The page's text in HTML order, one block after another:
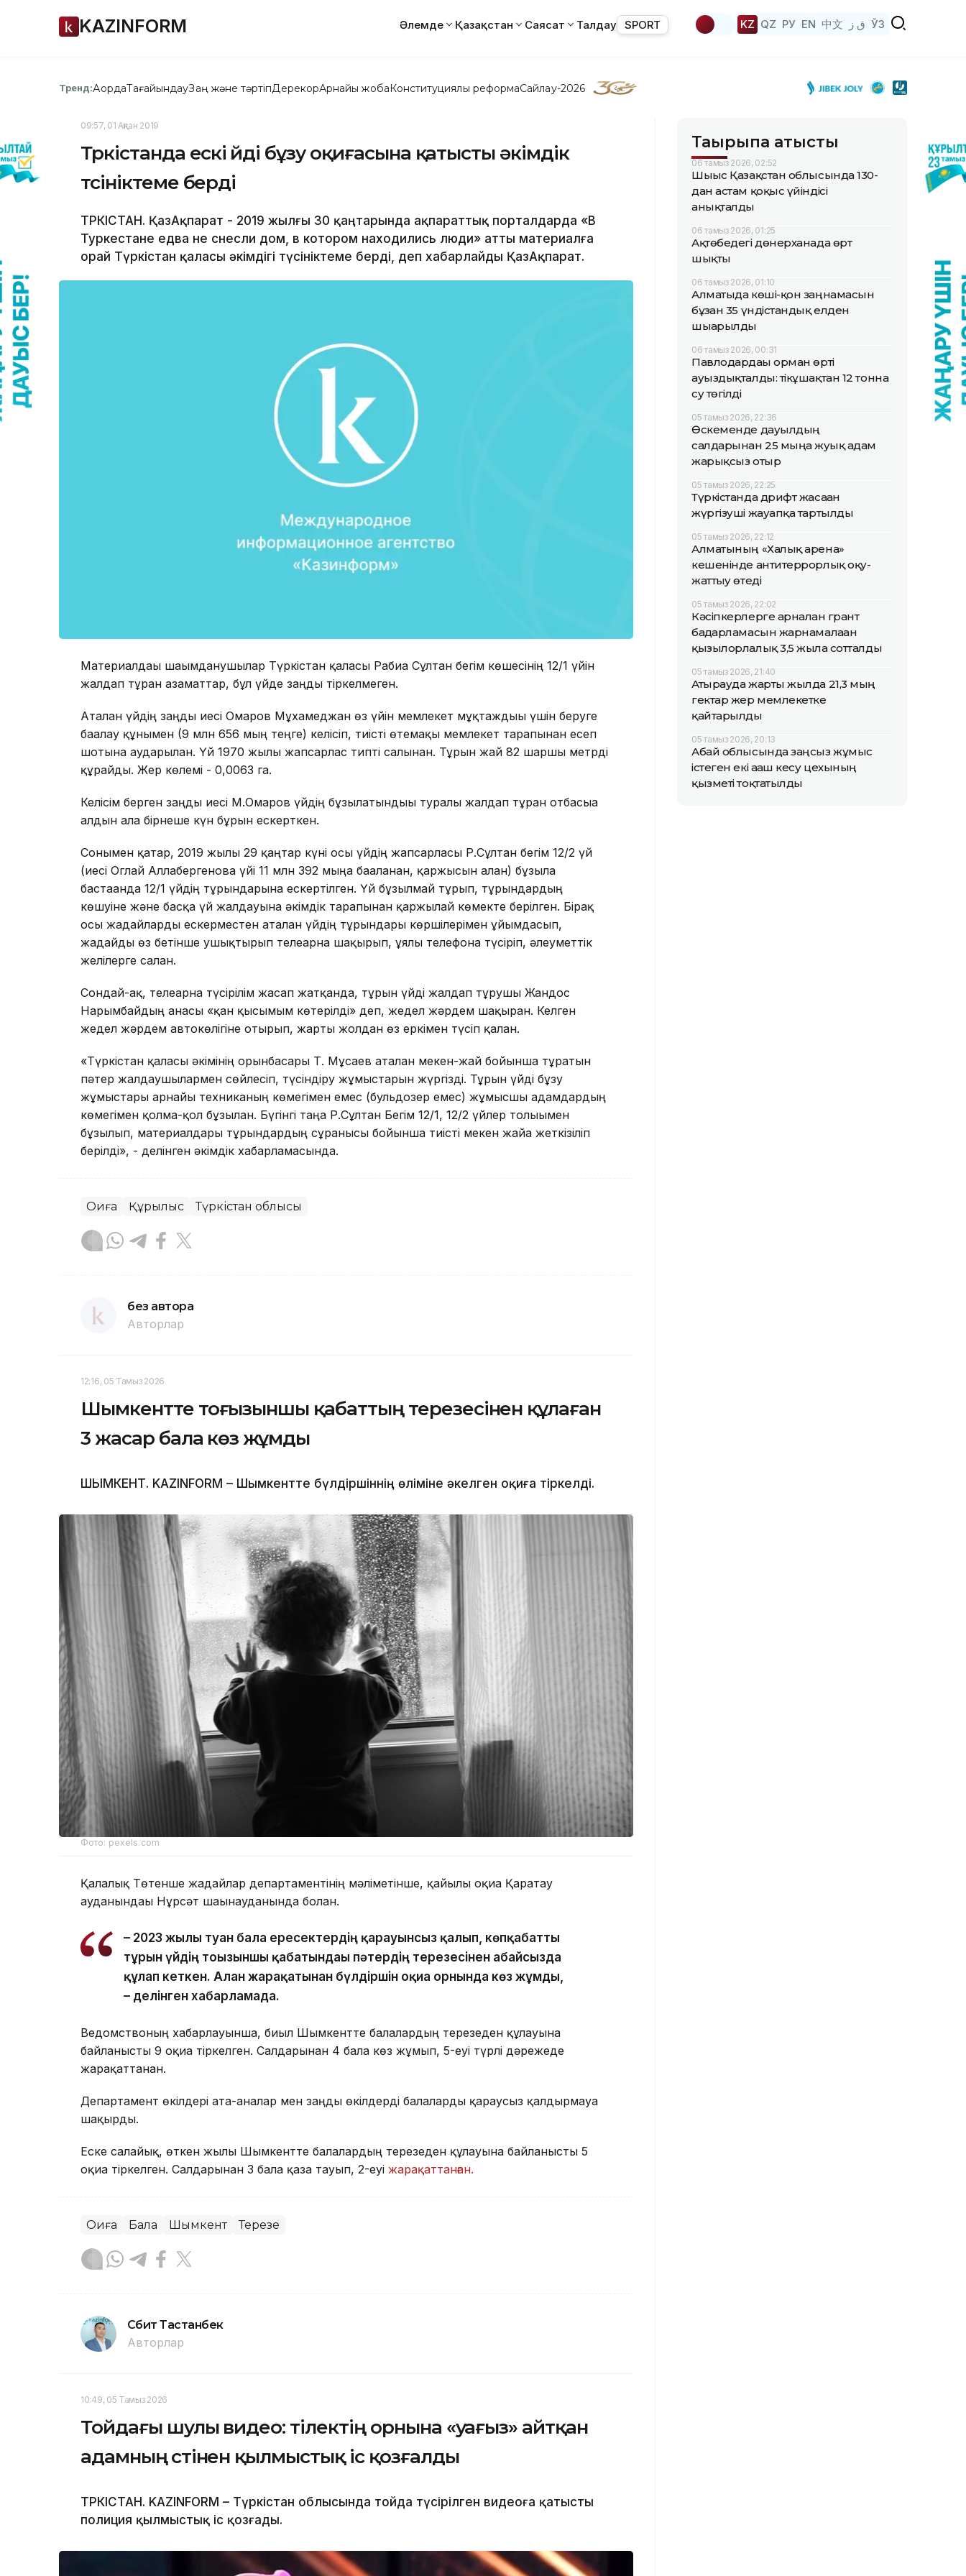
KAZINFORM Әлемде Қазақстан Саясат Талдау SPORT KZ QZ РУ EN 中文 ق ز ЎЗ
Тренд:АқордаТағайындауЗаң және тәртіпДерекқорАрнайы жобаКонституциялық реформаСайлау-2026
09:57, 01 Ақпан 2019
Түркістанда ескі үйді бұзу оқиғасына қатысты әкімдік
түсініктеме берді
ТҮРКІСТАН. ҚазАқпарат - 2019 жылғы 30 қаңтарында ақпараттық порталдарда «В
Туркестане едва не снесли дом, в котором находились люди» атты материалға
орай Түркістан қаласы әкімдігі түсініктеме берді, деп хабарлайды ҚазАқпарат.
Материалдағы шағымданушылар Түркістан қаласы Рабиға Сұлтан бегім көшесінің 12/1 үйін
жалдап тұрған азаматтар, бұл үйде заңды тіркелмеген.
Аталған үйдің заңды иесі Омаров Мұхамеджан өз үйін мемлекет мұқтаждығы үшін беруге
бағалау құнымен (9 млн 656 мың теңге) келісіп, тиісті өтемақы мемлекет тарапынан есеп
шотына аударылған. Үй 1970 жылғы жапсарлас типті салынған. Тұрғын жай 82 шаршы метрді
құрайды. Жер көлемі - 0,0063 га.
Келісім берген заңды иесі М.Омаров үйдің бұзылатындығы туралы жалдап тұрған отбасыға
алдын ала бірнеше күн бұрын ескерткен.
Сонымен қатар, 2019 жылғы 29 қаңтар күні осы үйдің жапсарласы Р.Сұлтан бегім 12/2 үй
(иесі Оглай Аллабергенова үйі 11 млн 392 мыңға бағаланған, қаржысын алған) бұзыла
бастағанда 12/1 үйдің тұрғындарына ескертілген. Үй бұзылмай тұрып, тұрғындардың
көшуіне және басқа үй жалдауына әкімдік тарапынан қаржылай көмекте берілген. Бірақ
осы жағдайларды ескерместен аталған үйдің тұрғындары көршілерімен ұйымдасып,
жағдайды өз бетінше ушықтырып телеарна шақырып, ұялы телефонға түсіріп, әлеуметтік
желілерге салған.
Сондай-ақ, телеарна түсірілім жасап жатқанда, тұрғын үйді жалдап тұрушы Жандос
Нарымбайдың анасы «қан қысымым көтерілді» деп, жедел жәрдем шақырған. Келген
жедел жәрдем автокөлігіне отырып, жарты жолдан өз еркімен түсіп қалған.
«Түркістан қаласы әкімінің орынбасары Т. Мұсаев аталған мекен-жай бойынша тұратын
пәтер жалдаушылармен сөйлесіп, түсіндіру жұмыстарын жүргізді. Тұрғын үйді бұзу
жұмыстары арнайы техниканың көмегімен емес (бульдозер емес) жұмысшы адамдардың
көмегімен қолма-қол бұзылған. Бүгінгі таңға Р.Сұлтан Бегім 12/1, 12/2 үйлер толығымен
бұзылып, материалдары тұрғындардың сұранысы бойынша тиісті мекен жайға жеткізіліп
берілді», - делінген әкімдік хабарламасында.
Оқиға Құрылыс Түркістан облысы
без автора
Авторлар
12:16, 05 Тамыз 2026
Шымкентте тоғызыншы қабаттың терезесінен құлаған
3 жасар бала көз жұмды
ШЫМКЕНТ. KAZINFORM – Шымкентте бүлдіршіннің өліміне әкелген оқиға тіркелді.
Фото: pexels.com
Қалалық Төтенше жағдайлар департаментінің мәліметінше, қайғылы оқиға Қаратау
ауданындағы Нұрсәт шағынауданында болған.
– 2023 жылы туған бала ересектердің қарауынсыз қалып, көпқабатты
тұрғын үйдің тоғызыншы қабатындағы пәтердің терезесінен абайсызда
құлап кеткен. Алған жарақатынан бүлдіршін оқиға орнында көз жұмды,
– делінген хабарламада.
Ведомствоның хабарлауынша, биыл Шымкентте балалардың терезеден құлауына
байланысты 9 оқиға тіркелген. Салдарынан 4 бала көз жұмып, 5-еуі түрлі дәрежеде
жарақаттанған.
Департамент өкілдері ата-аналар мен заңды өкілдерді балаларды қараусыз қалдырмауға
шақырды.
Еске салайық, өткен жылы Шымкентте балалардың терезеден құлауына байланысты 5
оқиға тіркелген. Салдарынан 3 бала қаза тауып, 2-еуі жарақаттанған.
Оқиға Бала Шымкент Терезе
Сәбит Тастанбек
Авторлар
10:49, 05 Тамыз 2026
Тойдағы шулы видео: тілектің орнына «уағыз» айтқан
адамның үстінен қылмыстық іс қозғалды
ТҮРКІСТАН. KAZINFORM – Түркістан облысында тойда түсірілген видеоға қатысты
полиция қылмыстық іс қозғады.
Тақырыпқа қатысты
06 тамыз 2026, 02:52
Шығыс Қазақстан облысында 130-
дан астам қоқыс үйіндісі
анықталды
06 тамыз 2026, 01:25
Ақтөбедегі дөнерханада өрт
шықты
06 тамыз 2026, 01:10
Алматыда көші-қон заңнамасын
бұзған 35 үндістандық елден
шығарылды
06 тамыз 2026, 00:31
Павлодардағы орман өрті
ауыздықталды: тікұшақтан 12 тонна
су төгілді
05 тамыз 2026, 22:36
Өскеменде дауылдың
салдарынан 25 мыңға жуық адам
жарықсыз отыр
05 тамыз 2026, 22:25
Түркістанда дрифт жасаған
жүргізуші жауапқа тартылды
05 тамыз 2026, 22:12
Алматының «Халық арена»
кешенінде антитеррорлық оқу-
жаттығу өтеді
05 тамыз 2026, 22:02
Кәсіпкерлерге арналған грант
бағдарламасын жарнамалаған
қызылорлалық 3,5 жылға сотталды
05 тамыз 2026, 21:40
Атырауда жарты жылда 21,3 мың
гектар жер мемлекетке
қайтарылды
05 тамыз 2026, 20:13
Абай облысында заңсыз жұмыс
істеген екі ағаш кесу цехының
қызметі тоқтатылды